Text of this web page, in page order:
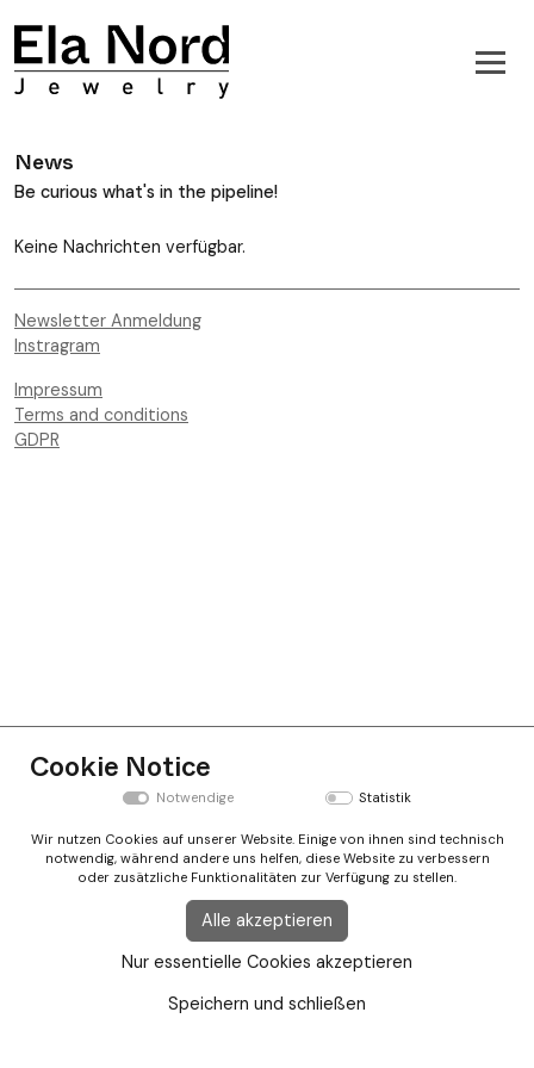
News
Be curious what's in the pipeline!
Keine Nachrichten verfügbar.
Newsletter Anmeldung
Instragram
Impressum
Terms and conditions
GDPR
Cookie Notice
Notwendige Statistik
Wir nutzen Cookies auf unserer Website. Einige von ihnen sind technisch
notwendig, während andere uns helfen, diese Website zu verbessern
oder zusätzliche Funktionalitäten zur Verfügung zu stellen.
Alle akzeptieren
Nur essentielle Cookies akzeptieren
Speichern und schließen